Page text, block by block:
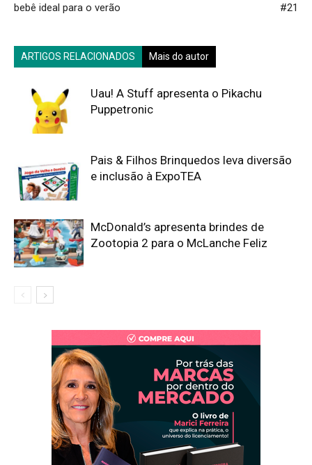
bebê ideal para o verão
#21
ARTIGOS RELACIONADOS Mais do autor
Uau! A Stuff apresenta o Pikachu
Puppetronic
Pais & Filhos Brinquedos leva diversão
e inclusão à ExpoTEA
McDonald’s apresenta brindes de
Zootopia 2 para o McLanche Feliz